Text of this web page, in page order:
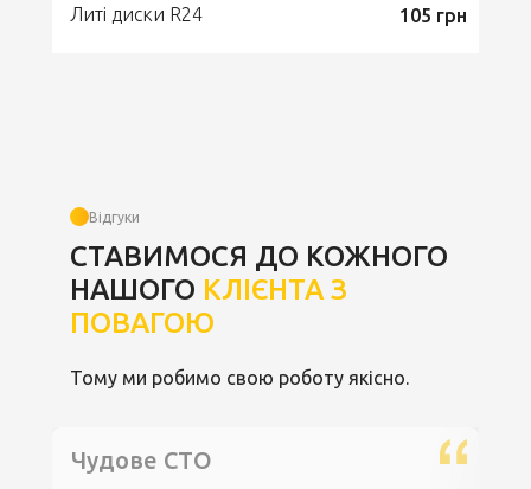
Литі диски R24 105 грн
Відгуки
СТАВИМОСЯ ДО КОЖНОГО
НАШОГО КЛІЄНТА З
ПОВАГОЮ
Тому ми робимо свою роботу якісно.
Чудове СТО